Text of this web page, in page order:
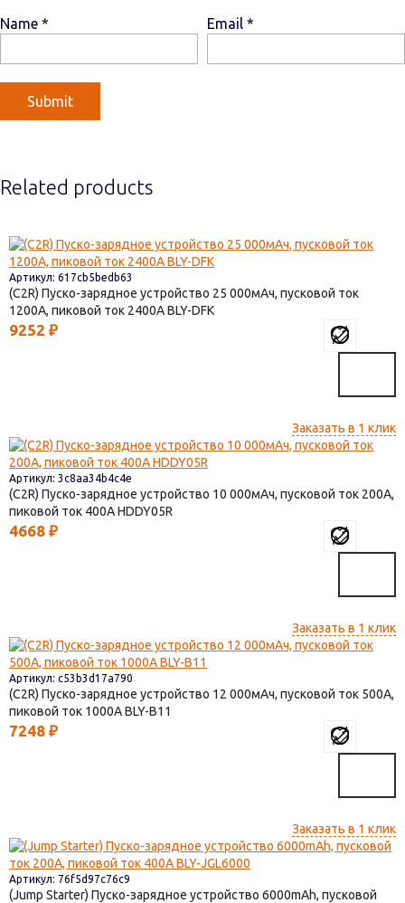
Name * Email *
Related products
Артикул: 617cb5bedb63
(C2R) Пуско-зарядное устройство 25 000мАч, пусковой ток
1200A, пиковой ток 2400A BLY-DFK
9252 ₽
Заказать в 1 клик
Артикул: 3c8aa34b4c4e
(C2R) Пуско-зарядное устройство 10 000мАч, пусковой ток 200A,
пиковой ток 400A HDDY05R
4668 ₽
Заказать в 1 клик
Артикул: c53b3d17a790
(C2R) Пуско-зарядное устройство 12 000мАч, пусковой ток 500A,
пиковой ток 1000A BLY-B11
7248 ₽
Заказать в 1 клик
Артикул: 76f5d97c76c9
(Jump Starter) Пуско-зарядное устройство 6000mAh, пусковой